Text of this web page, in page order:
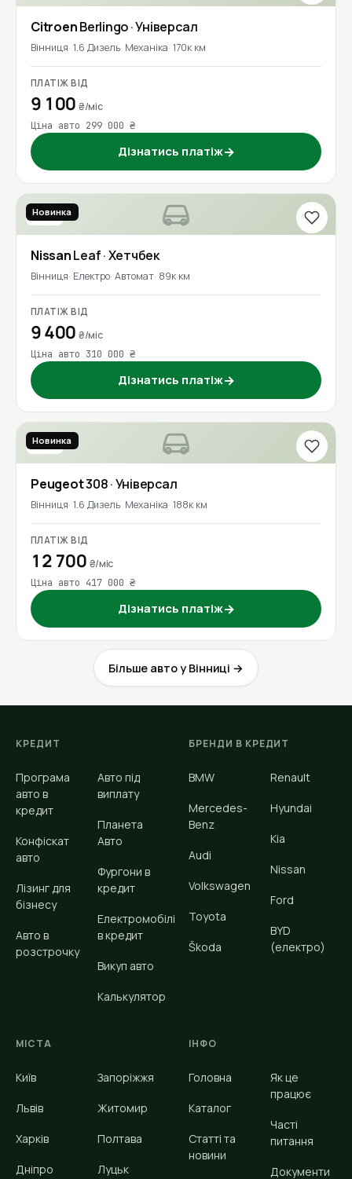
CitroenBerlingo· Універсал
Вінниця 1.6 Дизель Механіка 170к км
ПЛАТІЖ ВІД
9 100₴/міс
Ціна авто 299 000 ₴
Дізнатись платіж→
2016
Новинка
NissanLeaf· Хетчбек
Вінниця Електро Автомат 89к км
ПЛАТІЖ ВІД
9 400₴/міс
Ціна авто 310 000 ₴
Дізнатись платіж→
2017
Новинка
Peugeot308· Універсал
Вінниця 1.6 Дизель Механіка 188к км
ПЛАТІЖ ВІД
12 700 ₴/міс
Ціна авто 417 000 ₴
Дізнатись платіж→
Більше авто у Вінниці →
КРЕДИТ
Програма
авто в
кредит
Конфіскат
авто
Лізинг для
бізнесу
Авто в
розстрочку
Авто під
виплату
Планета
Авто
Фургони в
кредит
Електромобілі
в кредит
Викуп авто
Калькулятор
БРЕНДИ В КРЕДИТ
BMW
Mercedes-
Benz
Audi
Volkswagen
Toyota
Škoda
Renault
Hyundai
Kia
Nissan
Ford
BYD
(електро)
МІСТА
Київ
Львів
Харків
Дніпро
Запоріжжя
Житомир
Полтава
Луцьк
ІНФО
Головна
Каталог
Статті та
новини
Як це
працює
Часті
питання
Документи